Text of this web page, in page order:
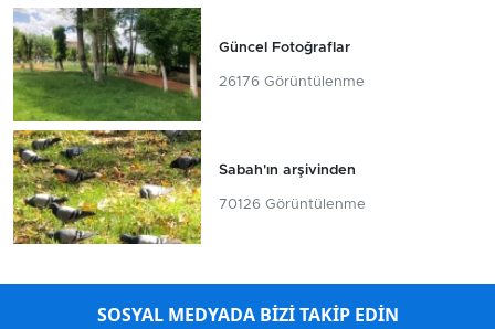
Güncel Fotoğraflar
26176 Görüntülenme
Sabah'ın arşivinden
70126 Görüntülenme
SOSYAL MEDYADA BİZİ TAKİP EDİN